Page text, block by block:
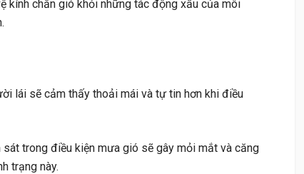
kính chắn gió khỏi những tác động xấu của môi
lái sẽ cảm thấy thoải mái và tự tin hơn khi điều
trong điều kiện mưa gió sẽ gây mỏi mắt và căng
trạng này.